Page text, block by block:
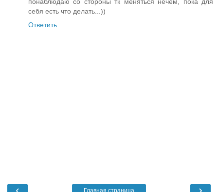
понаблюдаю со стороны тк меняться нечем, пока для
себя есть что делать...))
Ответить
Главная страница